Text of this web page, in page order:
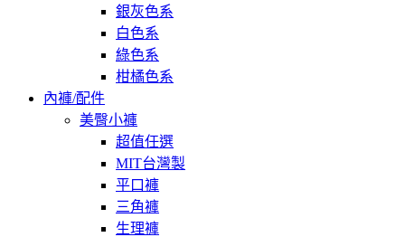
銀灰色系
白色系
綠色系
柑橘色系
內褲/配件
美臀小褲
超值任選
MIT台灣製
平口褲
三角褲
生理褲